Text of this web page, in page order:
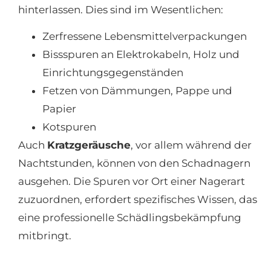
hinterlassen. Dies sind im Wesentlichen:
Zerfressene Lebensmittelverpackungen
Bissspuren an Elektrokabeln, Holz und
Einrichtungsgegenständen
Fetzen von Dämmungen, Pappe und
Papier
Kotspuren
Auch Kratzgeräusche, vor allem während der
Nachtstunden, können von den Schadnagern
ausgehen. Die Spuren vor Ort einer Nagerart
zuzuordnen, erfordert spezifisches Wissen, das
eine professionelle Schädlingsbekämpfung
mitbringt.